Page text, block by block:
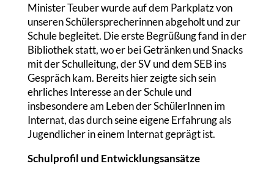
Minister Teuber wurde auf dem Parkplatz von
unseren Schülersprecherinnen abgeholt und zur
Schule begleitet. Die erste Begrüßung fand in der
Bibliothek statt, wo er bei Getränken und Snacks
mit der Schulleitung, der SV und dem SEB ins
Gespräch kam. Bereits hier zeigte sich sein
ehrliches Interesse an der Schule und
insbesondere am Leben der SchülerInnen im
Internat, das durch seine eigene Erfahrung als
Jugendlicher in einem Internat geprägt ist.
Schulprofil und Entwicklungsansätze